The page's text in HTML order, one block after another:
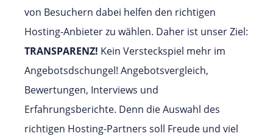
von Besuchern dabei helfen den richtigen
Hosting-Anbieter zu wählen. Daher ist unser Ziel:
TRANSPARENZ! Kein Versteckspiel mehr im
Angebotsdschungel! Angebotsvergleich,
Bewertungen, Interviews und
Erfahrungsberichte. Denn die Auswahl des
richtigen Hosting-Partners soll Freude und viel